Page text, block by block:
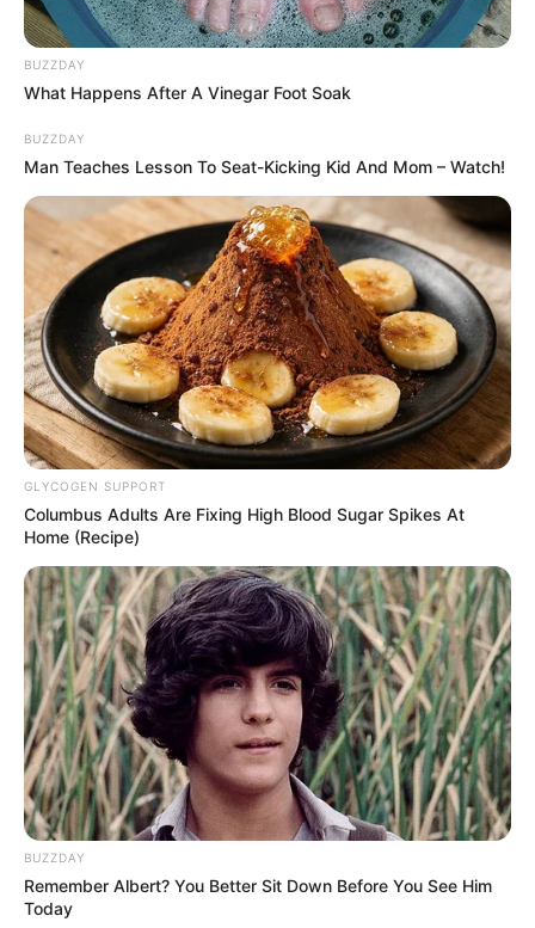
BUZZDAY
What Happens After A Vinegar Foot Soak
BUZZDAY
Man Teaches Lesson To Seat-Kicking Kid And Mom – Watch!
GLYCOGEN SUPPORT
Columbus Adults Are Fixing High Blood Sugar Spikes At
Home (Recipe)
BUZZDAY
Remember Albert? You Better Sit Down Before You See Him
Today